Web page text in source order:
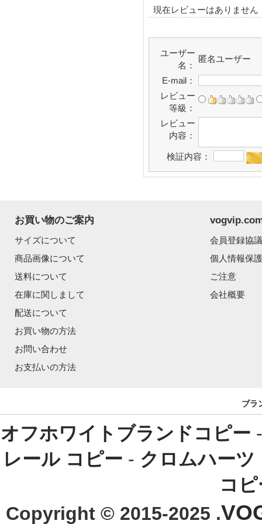
現在レビューはありません
ユーザー
名：
匿名ユーザー
E-mail：
レビュー
等級：
レビュー
内容：
検証内容：
お買い物のご案内
サイズについて
商品画像について
送料について
在庫に関しまして
配送について
お買い物の方法
お問い合わせ
お支払いの方法
会員登録協
個人情報保
ご注意
会社概要
ブラ
オフホワイトブランドコピー
レール コピー - クロムハーツ
コ
Copyright © 2015-2025 .